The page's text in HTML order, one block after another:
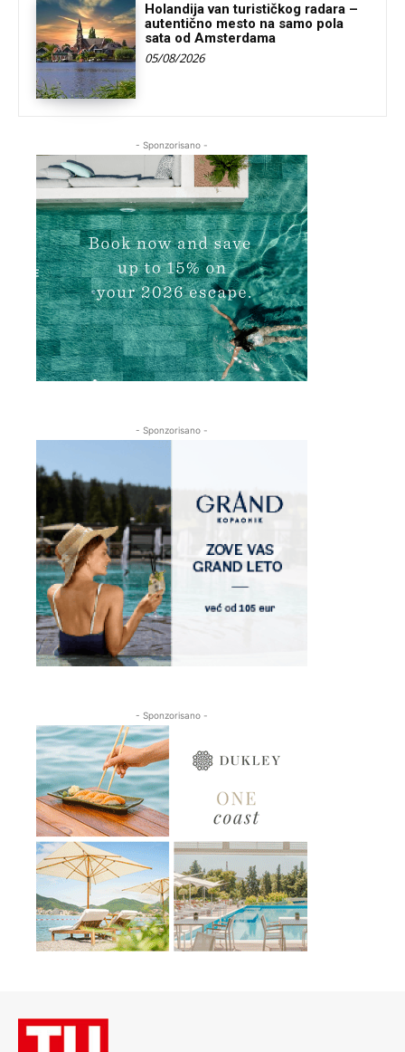
Holandija van turističkog radara –
autentično mesto na samo pola
sata od Amsterdama
05/08/2026
- Sponzorisano -
- Sponzorisano -
- Sponzorisano -